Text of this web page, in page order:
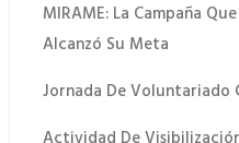
MIRAME: La Campaña
Alcanzó Su Meta
Jornada De Voluntariado